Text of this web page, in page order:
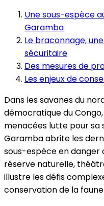
Une sous-espèce
Garamba
Le braconnage,
sécuritaire
Des mesures de
Les enjeux de
Dans les savanes du
démocratique du
menacées lutte pour sa
Garamba abrite les
sous-espèce en
réserve naturelle,
illustre les défis
conservation de la